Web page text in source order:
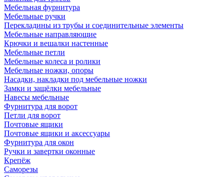
Мебельная фурнитура
Мебельные ручки
Перекладины из трубы и соединительные элементы
Мебельные направляющие
Крючки и вешалки настенные
Мебельные петли
Мебельные колеса и ролики
Мебельные ножки, опоры
Насадки, накладки под мебельные ножки
Замки и защёлки мебельные
Навесы мебельные
Фурнитура для ворот
Петли для ворот
Почтовые ящики
Почтовые ящики и аксессуары
Фурнитура для окон
Ручки и завертки оконные
Крепёж
Саморезы